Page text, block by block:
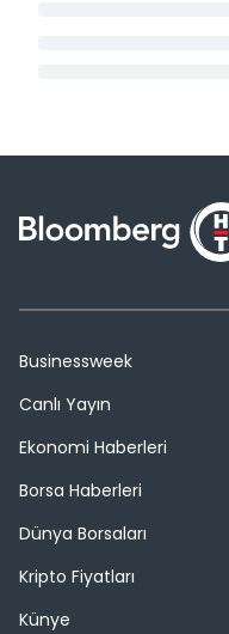
Businessweek
Canlı Yayın
Ekonomi Haberleri
Borsa Haberleri
Dünya Borsaları
Kripto Fiyatları
Künye